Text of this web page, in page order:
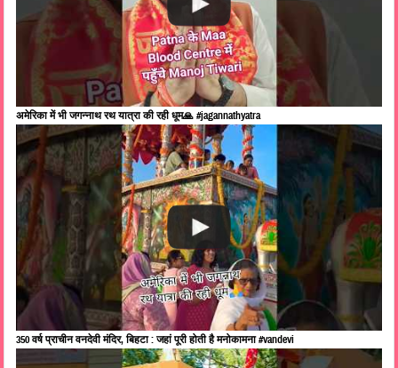
अमेरिका में भी जगन्नाथ रथ यात्रा की रही धूम🙏 #jagannathyatra
350 वर्ष प्राचीन वनदेवी मंदिर, बिहटा : जहां पूरी होती है मनोकामना #vandevi